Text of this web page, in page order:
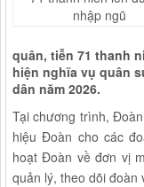
quân, tiễn 71 thanh
hiện nghĩa vụ quân
dân năm 2026.
Tại chương trình,
hiệu Đoàn cho các
hoạt Đoàn về đơn vị
quản lý, theo dõi đoàn